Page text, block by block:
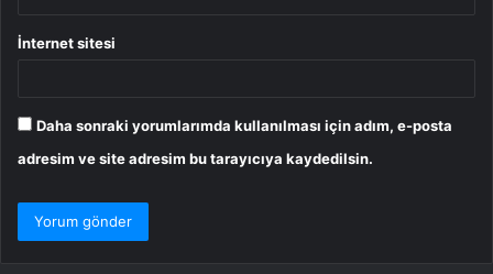
İnternet sitesi
Daha sonraki yorumlarımda kullanılması için adım, e-posta
adresim ve site adresim bu tarayıcıya kaydedilsin.